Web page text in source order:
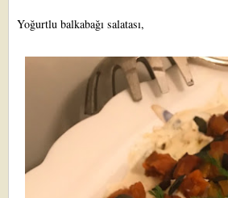
Yoğurtlu balkabağı salatası,